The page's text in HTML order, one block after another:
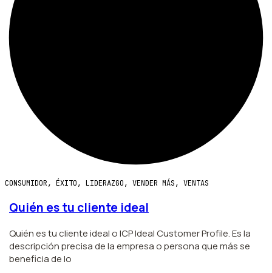
CONSUMIDOR, ÉXITO, LIDERAZGO, VENDER MÁS, VENTAS
Quién es tu cliente ideal
Quién es tu cliente ideal o ICP Ideal Customer Profile. Es la
descripción precisa de la empresa o persona que más se
beneficia de lo